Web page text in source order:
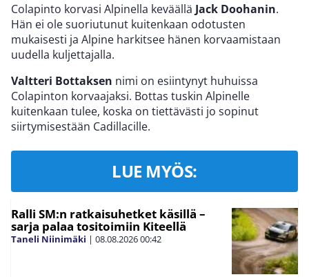
Colapinto korvasi Alpinella keväällä Jack Doohanin.
Hän ei ole suoriutunut kuitenkaan odotusten
mukaisesti ja Alpine harkitsee hänen korvaamistaan
uudella kuljettajalla.
Valtteri Bottaksen nimi on esiintynyt huhuissa
Colapinton korvaajaksi. Bottas tuskin Alpinelle
kuitenkaan tulee, koska on tiettävästi jo sopinut
siirtymisestään Cadillacille.
LUE MYÖS:
Ralli SM:n ratkaisuhetket käsillä –
sarja palaa tositoimiin Kiteellä
Taneli Niinimäki | 08.08.202600:42